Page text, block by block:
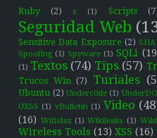
Ruby
(2) s (1) Scripts
Seguridad Web
Sensitive Data Exposure (2)
Spoofing (1) Spyware (1) SQLi
(1) Textos (74) Tips (57)
Trucos Win (7) Turiales
Ubuntu (2) Underc0de (1)
UXSS (1) vBulletin (1) Video
(16) Wifislax (1) Wikileaks (1)
Wireless Tools (13) XSS (16)